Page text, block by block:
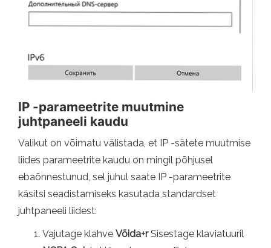
IP -parameetrite muutmine
juhtpaneeli kaudu
Valikut on võimatu välistada, et IP -sätete muutmise
liides parameetrite kaudu on mingil põhjusel
ebaõnnestunud, sel juhul saate IP -parameetrite
käsitsi seadistamiseks kasutada standardset
juhtpaneeli liidest:
Vajutage klahve Võida+rSisestage klaviatuuril